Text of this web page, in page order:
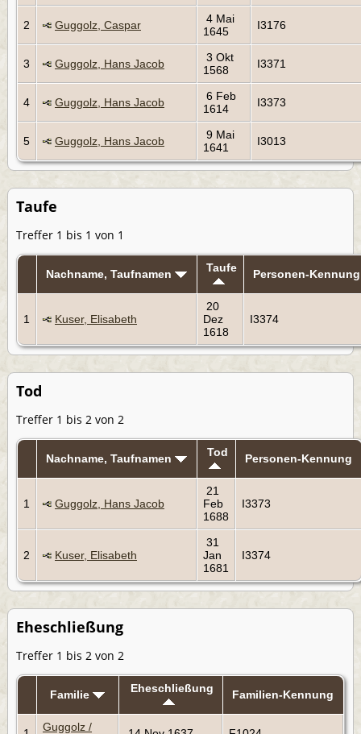
2 Guggolz, Caspar
4 Mai
1645
I3176
3 Guggolz, Hans Jacob
3 Okt
1568
I3371
4 Guggolz, Hans Jacob
6 Feb
1614
I3373
5 Guggolz, Hans Jacob
9 Mai
1641
I3013
Taufe
Treffer 1 bis 1 von 1
Nachname, Taufnamen Taufe Personen-Kennung
1 Kuser, Elisabeth
20
Dez
1618
I3374
Tod
Treffer 1 bis 2 von 2
Nachname, Taufnamen Tod Personen-Kennung
1 Guggolz, Hans Jacob
21
Feb
1688
I3373
2 Kuser, Elisabeth
31
Jan
1681
I3374
Eheschließung
Treffer 1 bis 2 von 2
Familie Eheschließung Familien-Kennung
Guggolz /